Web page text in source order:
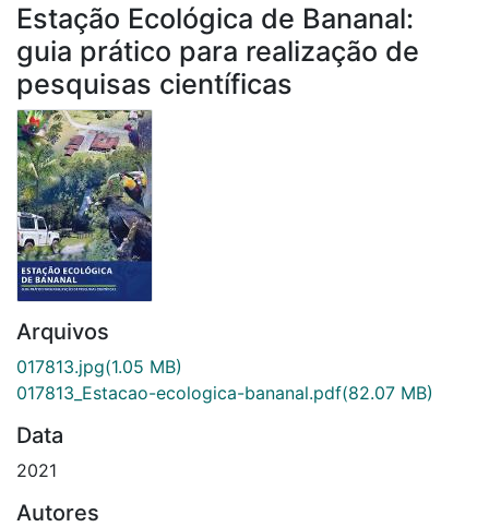
Repositório
Doações/Aquisições
Fale Conosco
Estação Ecológica de Bananal:
guia prático para realização de
pesquisas científicas
Arquivos
017813.jpg(1.05 MB)
017813_Estacao-ecologica-bananal.pdf(82.07 MB)
Data
2021
Autores